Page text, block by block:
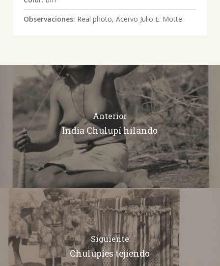
Observaciones: Real photo, Acervo Julio E. Motte
Anterior
India Chulupí hilando
Siguiente
Chulupíes tejiendo